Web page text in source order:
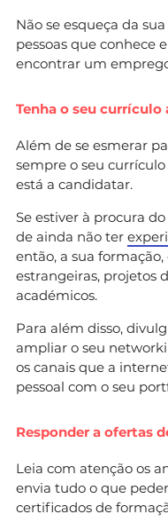
Não se esqueça da sua
pessoas que conhece
encontrar um
Tenha o seu currículo
Além de se esmerar
sempre o seu
está a candidatar.
Se estiver à procura
de ainda não ter
então, a sua
estrangeiras, projetos
académicos.
Para além disso,
ampliar o seu
os canais que a
pessoal com o seu
Responder a ofertas
Leia com atenção os
envia tudo o que
certificados de